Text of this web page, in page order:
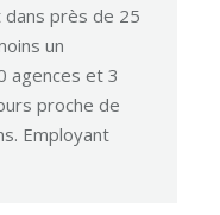
dans près de 25
un
agences et 3
proche de
Employant